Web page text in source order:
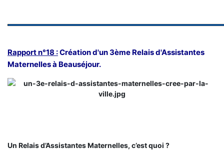
Rapport n°18 :Création d'un 3ème Relais d'Assistantes
Maternelles à Beauséjour.
Un Relais d’Assistantes Maternelles, c’est quoi ?